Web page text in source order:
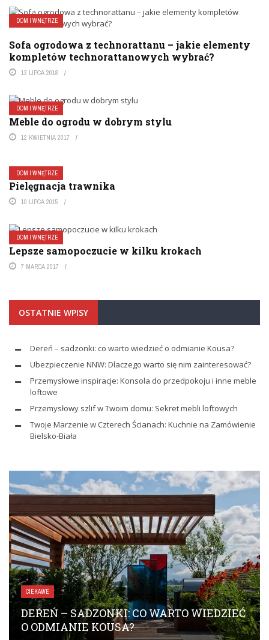
DOM I WNĘTRZE
Sofa ogrodowa z technorattanu – jakie elementy
kompletów technorattanowych wybrać?
13 LIPCA 2018
DOM I WNĘTRZE
Meble do ogrodu w dobrym stylu
12 KWIETNIA 2017
DOM I WNĘTRZE
Pielęgnacja trawnika
10 LIPCA 2015
DOM I WNĘTRZE
Lepsze samopoczucie w kilku krokach
7 MARCA 2017
OSTATNIE WPISY
Dereń – sadzonki: co warto wiedzieć o odmianie Kousa?
Ubezpieczenie NNW: Dlaczego warto się nim zainteresować?
Przemysłowe inspiracje: Konsola do przedpokoju i inne meble
loftowe
Przemysłowy szlif w Twoim domu: Sekret mebli loftowych
Twoje Marzenie w Czterech Ścianach: Kuchnie na Zamówienie
Bielsko-Biała
CIEKAWE
DEREŃ – SADZONKI: CO WARTO WIEDZIEĆ
O ODMIANIE KOUSA?